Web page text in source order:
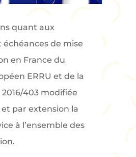
quant aux
de mise
en France du
ERRU et de la
403 modifiée
par extension la
à l’ensemble des